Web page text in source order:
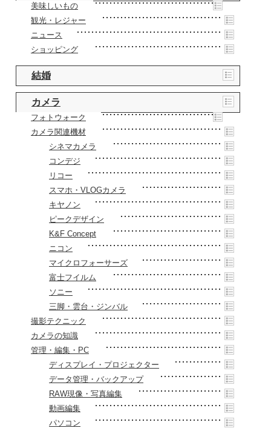
美味しいもの
観光・レジャー
ニュース
ショッピング
結婚
カメラ
フォトウォーク
カメラ関連機材
シネマカメラ
コンデジ
リコー
スマホ・VLOGカメラ
キヤノン
ピークデザイン
K&F Concept
ニコン
マイクロフォーサーズ
富士フイルム
ソニー
三脚・雲台・ジンバル
撮影テクニック
カメラの知識
管理・編集・PC
ディスプレイ・プロジェクター
データ管理・バックアップ
RAW現像・写真編集
動画編集
パソコン